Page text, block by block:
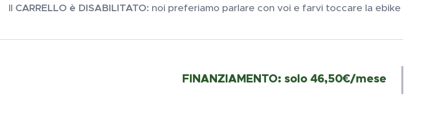
Il CARRELLO è DISABILITATO: noi preferiamo parlare con voi e farvi toccare la ebike
FINANZIAMENTO: solo 46,50€/mese